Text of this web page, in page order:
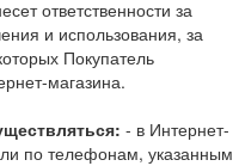
ответственности за
и использования, за
Покупатель
магазина.
- в Интернет-
по телефонам, указанным